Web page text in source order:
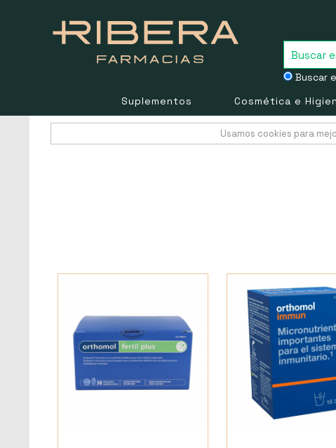
Buscar
Suplementos Cosmética e
Usamos cookies para